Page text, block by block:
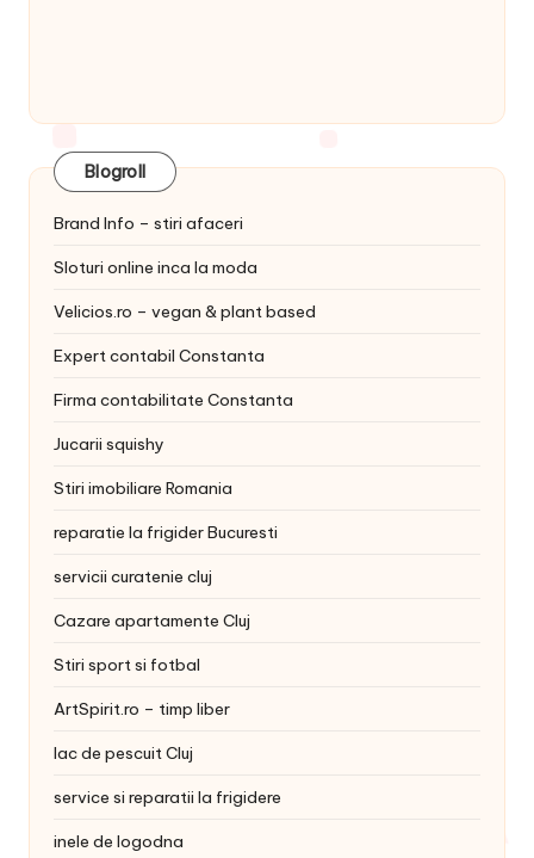
Blogroll
Brand Info – stiri afaceri
Sloturi online inca la moda
Velicios.ro – vegan & plant based
Expert contabil Constanta
Firma contabilitate Constanta
Jucarii squishy
Stiri imobiliare Romania
reparatie la frigider Bucuresti
servicii curatenie cluj
Cazare apartamente Cluj
Stiri sport si fotbal
ArtSpirit.ro – timp liber
lac de pescuit Cluj
service si reparatii la frigidere
inele de logodna